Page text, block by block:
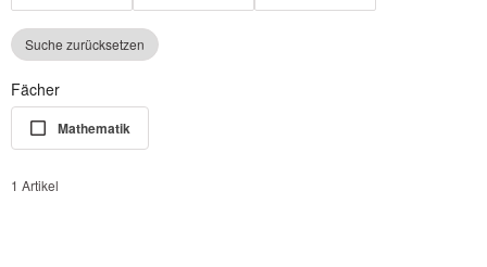
Suche zurücksetzen
Fächer
Mathematik
1 Artikel